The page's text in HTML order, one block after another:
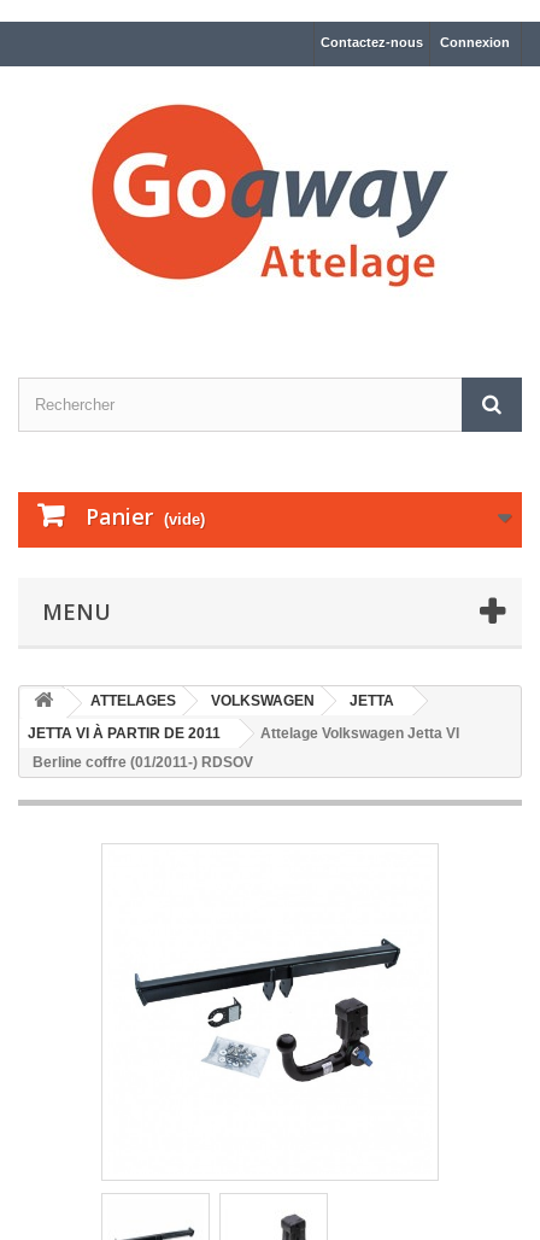
Connexion
Contactez-nous
Panier (vide)
MENU
ATTELAGES VOLKSWAGEN
JETTA
JETTA VI À PARTIR DE 2011
Attelage Volkswagen Jetta VI
Berline coffre (01/2011-) RDSOV